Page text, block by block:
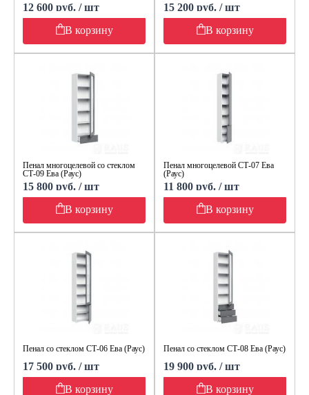
12 600 руб. / шт
В корзину
15 200 руб. / шт
В корзину
Пенал многоцелевой со стеклом
СТ-09 Ева (Раус)
15 800 руб. / шт
В корзину
Пенал многоцелевой СТ-07 Ева
(Раус)
11 800 руб. / шт
В корзину
Пенал со стеклом СТ-06 Ева (Раус)
17 500 руб. / шт
В корзину
Пенал со стеклом СТ-08 Ева (Раус)
19 900 руб. / шт
В корзину